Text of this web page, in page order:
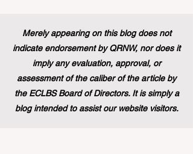
Merely appearing on this blog does not
indicate endorsement by QRNW, nor does it
imply any evaluation, approval, or
assessment of the caliber of the article by
the ECLBS Board of Directors. It is simply a
blog intended to assist our website visitors.